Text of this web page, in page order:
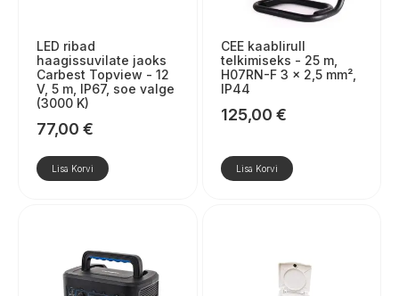
LED ribad
haagissuvilate jaoks
Carbest Topview - 12
V, 5 m, IP67, soe valge
(3000 K)
77,00 €
Lisa Korvi
CEE kaablirull
telkimiseks - 25 m,
H07RN-F 3 x 2,5 mm²,
IP44
125,00 €
Lisa Korvi